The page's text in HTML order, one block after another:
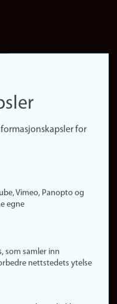
for
Vimeo, Panopto og
egne
som samler inn
nettstedets ytelse